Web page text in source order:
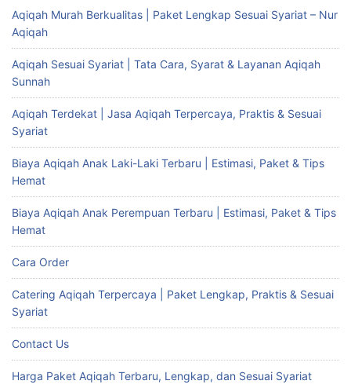
Aqiqah Murah Berkualitas | Paket Lengkap Sesuai Syariat – Nur
Aqiqah
Aqiqah Sesuai Syariat | Tata Cara, Syarat & Layanan Aqiqah
Sunnah
Aqiqah Terdekat | Jasa Aqiqah Terpercaya, Praktis & Sesuai
Syariat
Biaya Aqiqah Anak Laki-Laki Terbaru | Estimasi, Paket & Tips
Hemat
Biaya Aqiqah Anak Perempuan Terbaru | Estimasi, Paket & Tips
Hemat
Cara Order
Catering Aqiqah Terpercaya | Paket Lengkap, Praktis & Sesuai
Syariat
Contact Us
Harga Paket Aqiqah Terbaru, Lengkap, dan Sesuai Syariat